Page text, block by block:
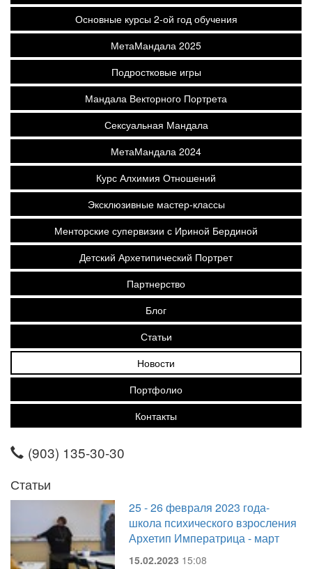
Основные курсы 2-ой год обучения
МетаМандала 2025
Подростковые игры
Мандала Векторного Портрета
Сексуальная Мандала
МетаМандала 2024
Курс Алхимия Отношений
Эксклюзивные мастер-классы
Менторские супервизии с Ириной Бердиной
Детский Архетипический Портрет
Партнерство
Блог
Статьи
Новости
Портфолио
Контакты
(903) 135-30-30
Статьи
25 - 26 февраля 2023 года-
школа психического взросления
Архетип Императрица - март
15.02.2023 15:08